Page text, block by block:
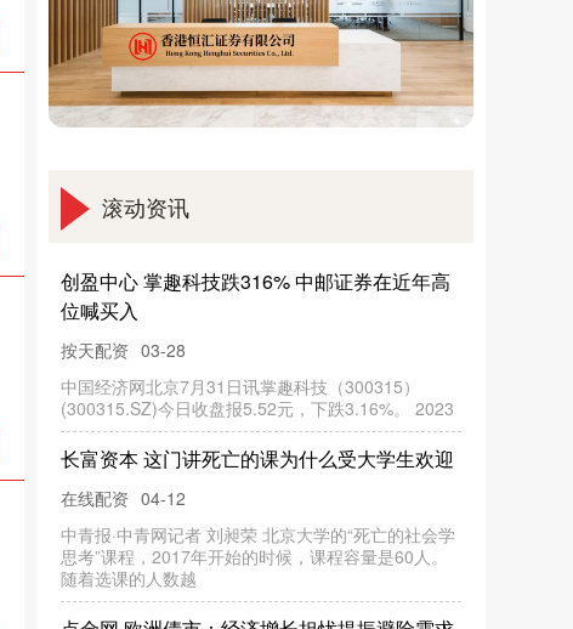
滚动资讯
财富e99 “算力网要来了”冲上热搜，A股龙头将
建“Token工厂”，受益股一览（附股）
长宏网 05-18
“Token工厂”这一发端于英伟达GTC2026大会的前沿
概念，正以惊人速度在中国从理论走向大规模商业落
地。 5月17日
人、AI应用等概念股活跃
安全配资开户 06-24
6月2日，A股四大指数集体高开，上证指数涨
0.09%，深成指涨0.46%，创业板指涨0.92%，科创综